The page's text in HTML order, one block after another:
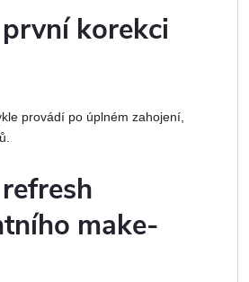
korekci
provádí po úplném zahojení,
make-